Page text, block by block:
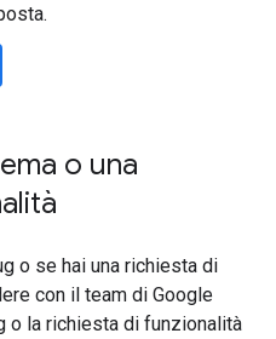
o una
o se hai una richiesta di
con il team di Google
o la richiesta di funzionalità